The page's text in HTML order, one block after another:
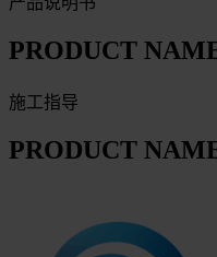
PRODUCT
施工指导
PRODUCT